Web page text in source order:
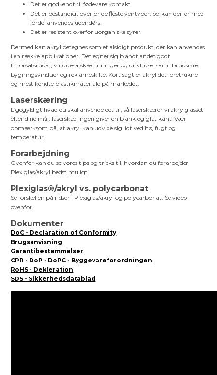
Det er godkendt til fødevare kontakt.
Det er bestandigt overfor de fleste vejrtyper, og kan derfor med
fordel anvendes udendørs.
Det er resistent overfor uorganiske syrer.
Dermed kan akryl betegnes som et alsidigt produkt, der kan anvendes
i en række applikationer. Det egner sig blandt andet godt
til forsatsruder, vinduesafskærmninger og drivhuse, samt brudsikre
bygningsvinduer og reklameskilte. Kort sagt er akryl det foretrukne
og mest kendte plastikmateriale på markedet.
Laserskæring
Ligegyldigt hvad du skal anvende det til, så laserskærer vi akrylglasset
efter dine mål. laserskæringen giver en blank og glat kant. Vær
opmærksom på, at akryl kan udvide sig lidt ved høj fugt og
temperatur.
Forarbejdning
Ovenfor kan du se vores tips og tricks til, hvordan du forarbejder
Plexiglas/akryl bedst muligt.
Plexiglas®/akryl vs. polycarbonat
Se forskellen på ridser i Plexiglas/akryl og polycarbonat. Se video
ovenfor.
Dokumenter
DoC - Declaration of Conformity
Brugsanvisning
Garantibestemmelser
CPR - DoP - DoPC - Byggevareforordningen
RoHS - Dekleration
SDS - Sikkerhedsdatablad